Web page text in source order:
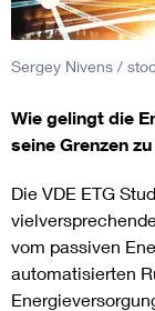
Sergey Nivens /
Wie gelingt die
seine Grenzen
Die VDE ETG
vom passiven
automatisierten